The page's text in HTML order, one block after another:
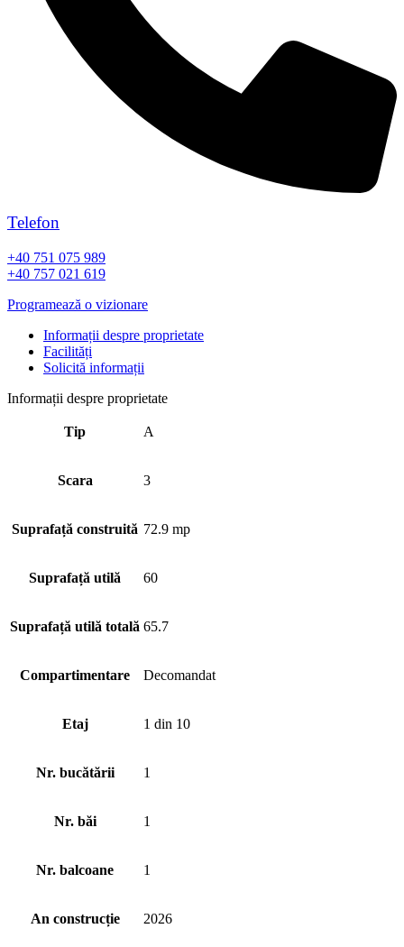
Telefon
+40 751 075 989
+40 757 021 619
Programează o vizionare
Informații despre proprietate
Facilități
Solicită informații
Informații despre proprietate
Tip A
Scara 3
Suprafață construită 72.9 mp
Suprafață utilă 60
Suprafață utilă totală 65.7
Compartimentare Decomandat
Etaj 1 din 10
Nr. bucătării 1
Nr. băi 1
Nr. balcoane 1
An construcție 2026